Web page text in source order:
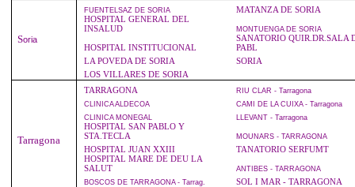
Soria
FUENTELSAZDE SORIA
MATANZA DE SORIA
HOSPITAL GENERAL DEL
INSALUD
MONTUENGADE SORIA
HOSPITAL INSTITUCIONAL
SANATORIO QUIR.DR.SALA
PABL
LA POVEDA DE SORIA
SORIA
LOS VILLARES DE SORIA
Tarragona
TARRAGONA RIU CLAR - Tarragona
CLINICAALDECOA CAMI
DE LA CUIXA - Tarragona
CLINICAMONEGAL LLEVANT- Tarragona
HOSPITAL SAN PABLO Y
STA.TECLA
MOUNARS- TARRAGONA
HOSPITAL JUAN XXIII
TANATORIO SERFUMT
HOSPITAL MARE DE DEU LA
SALUT
ANTIBES- TARRAGONA
BOSCOSDE TARRAGONA - Tarrag.
SOL I MAR - TARRAGONA